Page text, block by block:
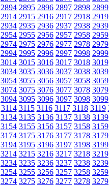
2894 2895 2896 2897 2898 2899
2914 2915 2916 2917 2918 2919
2934 2935 2936 2937 2938 2939
2954 2955 2956 2957 2958 2959
2974 2975 2976 2977 2978 2979
2994 2995 2996 2997 2998 2999
3014 3015 3016 3017 3018 3019
3034 3035 3036 3037 3038 3039
3054 3055 3056 3057 3058 3059
3074 3075 3076 3077 3078 3079
3094 3095 3096 3097 3098 3099
3114 3115 3116 3117 3118 3119
3134 3135 3136 3137 3138 3139
3154 3155 3156 3157 3158 3159
3174 3175 3176 3177 3178 3179
3194 3195 3196 3197 3198 3199
3214 3215 3216 3217 3218 3219
3234 3235 3236 3237 3238 3239
3254 3255 3256 3257 3258 3259
3274 3275 3276 3277 3278 3279